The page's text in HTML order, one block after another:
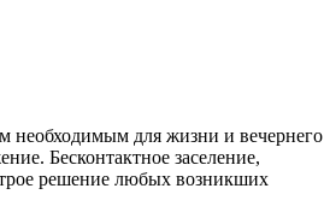
необходимым для жизни и вечернего
Бесконтактное заселение,
решение любых возникших